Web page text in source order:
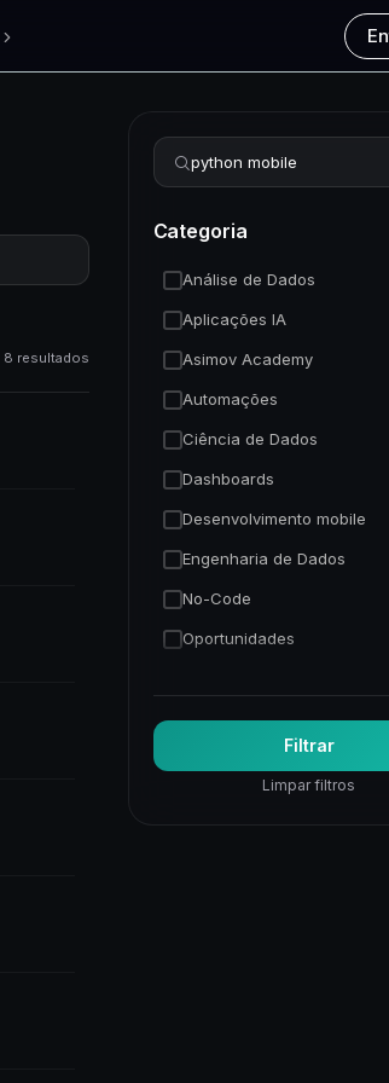
8 resultados
Refinar busca
Categoria
Análise de Dados
Aplicações IA
Asimov Academy
Automações
Ciência de Dados
Dashboards
Desenvolvimento mobile
Engenharia de Dados
No-Code
Oportunidades
Trading Quantitativo
Visão Computacional
Visualização de Dados
Filtrar
Limpar filtros